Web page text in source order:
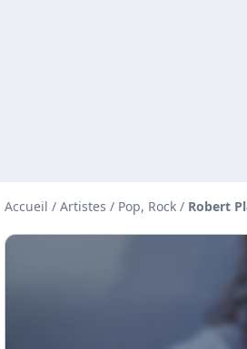
Accueil / Artistes / Pop, Rock / Robert